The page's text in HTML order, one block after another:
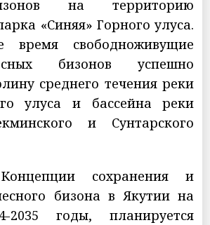
на территорию
«Синяя» Горного улуса.
время свободноживущие
бизонов успешно
среднего течения реки
улуса и бассейна реки
и Сунтарского
сохранения и
бизона в Якутии на
2035 годы, планируется